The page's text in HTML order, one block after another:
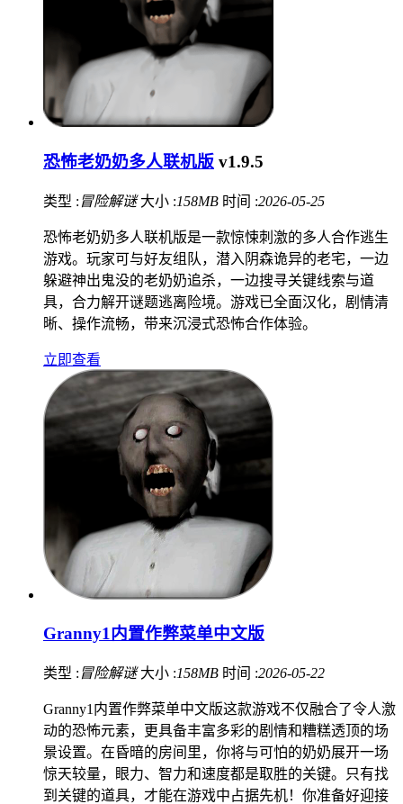
恐怖老奶奶多人联机版 v1.9.5
类型 : 冒险解谜 大小 :158MB 时间 :2026-05-25
恐怖老奶奶多人联机版是一款惊悚刺激的多人合作逃生
游戏。玩家可与好友组队，潜入阴森诡异的老宅，一边
躲避神出鬼没的老奶奶追杀，一边搜寻关键线索与道
具，合力解开谜题逃离险境。游戏已全面汉化，剧情清
晰、操作流畅，带来沉浸式恐怖合作体验。
立即查看
Granny1内置作弊菜单中文版
类型 : 冒险解谜 大小 :158MB 时间 :2026-05-22
Granny1内置作弊菜单中文版这款游戏不仅融合了令人激
动的恐怖元素，更具备丰富多彩的剧情和糟糕透顶的场
景设置。在昏暗的房间里，你将与可怕的奶奶展开一场
惊天较量，眼力、智力和速度都是取胜的关键。只有找
到关键的道具，才能在游戏中占据先机！你准备好迎接